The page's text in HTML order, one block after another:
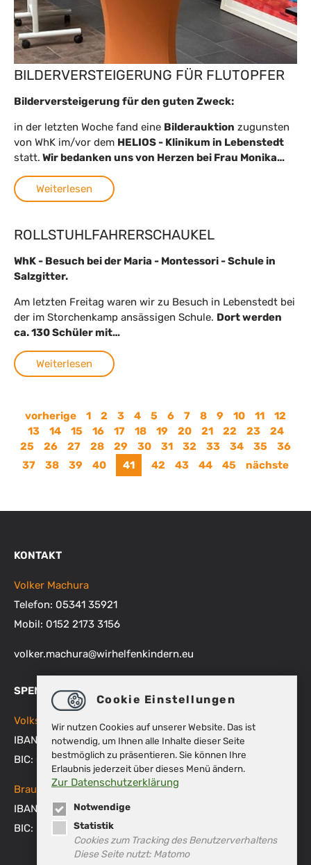
BILDERVERSTEIGERUNG FÜR FLUTOPFER
Bilderversteigerung für den guten Zweck:
in der letzten Woche fand eine Bilderauktion zugunsten
von WhK im/vor dem HELIOS - Klinikum in Lebenstedt
statt. Wir bedanken uns von Herzen bei Frau Monika…
Weiterlesen
ROLLSTUHLFAHRERSCHAUKEL
WhK - Besuch bei der Maria - Montessori - Schule in
Salzgitter.
Am letzten Freitag waren wir zu Besuch in Lebenstedt bei
der im Storchenkamp ansässigen Schule. Dort werden
ca. 130 Schüler mit…
Weiterlesen
vorherige 1 2 3 4 5 6 7 8 9 10 11
12
13
14 15 16 17 18 19 20 21 22 23
24
25
26 27 28 29 30 31 32 33 34 35
36
37
38 39 40 41 42 43 44 45 nächste
KONTAKT
Volker Machura
Telefon: 05341 35921
Mobil: 0152 2173 3156
volker.machura@wirhelfenkindern.eu
SPENDENKONTEN
Volksbank BRAWO
IBAN: DE48 2699 1066 1512 9270 00
BIC: GENODEF1WOB
Braunschweigische Landessparkasse
IBAN: DE53 2505 0000 0151 8007 45
BIC: NOLADE2HXXX
Cookie Einstellungen
Wir nutzen Cookies auf unserer Website. Das ist
notwendig, um Ihnen alle Inhalte dieser Seite
bestmöglich zu präsentieren. Sie können Ihre
Erlaubnis jederzeit über dieses Menü ändern.
Zur Datenschutzerklärung
Notwendige
Statistik
Cookies zum Tracking des Benutzerverhaltens
Diese Seite nutzt: Matomo